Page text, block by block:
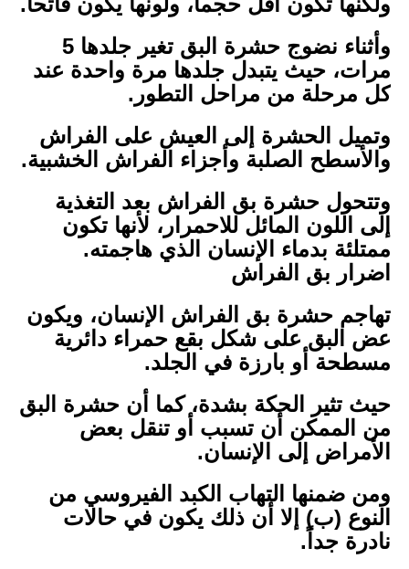
وأثناء نضوج حشرة البق تغير جلدها 5
مرات، حيث يتبدل جلدها مرة واحدة عند
كل مرحلة من مراحل التطور.
وتميل الحشرة إلى العيش على الفراش
والأسطح الصلبة وأجزاء الفراش الخشبية.
وتتحول حشرة بق الفراش بعد التغذية
إلى اللون المائل للاحمرار، لأنها تكون
ممتلئة بدماء الإنسان الذي هاجمته.
اضرار بق الفراش
تهاجم حشرة بق الفراش الإنسان، ويكون
عض البق على شكل بقع حمراء دائرية
مسطحة أو بارزة في الجلد.
حيث تثير الحكة بشدة، كما أن حشرة البق
من الممكن أن تسبب أو تنقل بعض
الأمراض إلى الإنسان.
ومن ضمنها التهاب الكبد الفيروسي من
النوع (ب) إلا أن ذلك يكون في حالات
نادرة جداً.